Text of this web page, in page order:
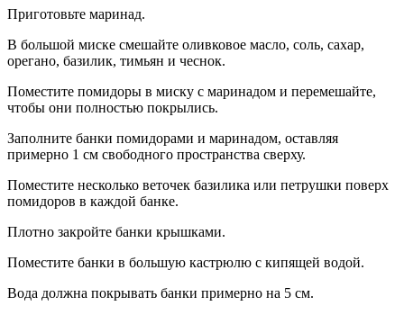
Приготовьте маринад.
В большой миске смешайте оливковое масло, соль, сахар,
орегано, базилик, тимьян и чеснок.
Поместите помидоры в миску с маринадом и перемешайте,
чтобы они полностью покрылись.
Заполните банки помидорами и маринадом, оставляя
примерно 1 см свободного пространства сверху.
Поместите несколько веточек базилика или петрушки поверх
помидоров в каждой банке.
Плотно закройте банки крышками.
Поместите банки в большую кастрюлю с кипящей водой.
Вода должна покрывать банки примерно на 5 см.